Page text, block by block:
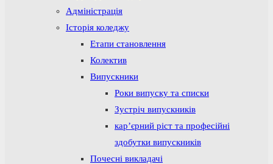
Адміністрація
Історія коледжу
Етапи становлення
Колектив
Випускники
Роки випуску та списки
Зустріч випускників
кар’єрний ріст та професійні
здобутки випускників
Почесні викладачі